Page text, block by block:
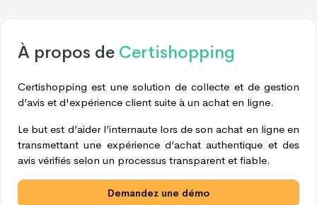
À propos de Certishopping
Certishopping est une solution de collecte et de gestion
d’avis et d'expérience client suite à un achat en ligne.
Le but est d’aider l’internaute lors de son achat en ligne en
transmettant une expérience d’achat authentique et des
avis vérifiés selon un processus transparent et fiable.
Demandez une démo